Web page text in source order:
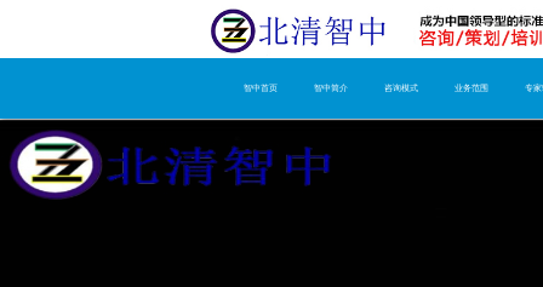
智中首页 智中简介 咨询模式 业务范围 专家